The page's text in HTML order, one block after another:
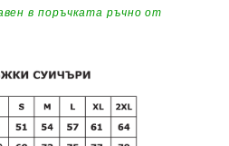
в поръчката ръчно от